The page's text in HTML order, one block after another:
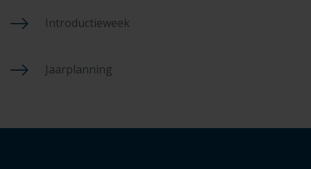
Introductieweek
Jaarplanning